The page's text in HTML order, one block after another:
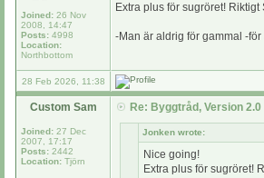
Joined: 26 Nov
2008, 14:47
Posts: 4998
Location:
Northbottom
Extra plus för sugröret!
-Man är aldrig för gammal -
28 Feb 2026, 11:38
Custom Sam
Joined: 27 Dec
2007, 17:17
Posts: 2442
Location: Tjörn
Re: Byggtråd, Version 2.0
Jonken wrote:
Nice going!
Extra plus för sugröret!